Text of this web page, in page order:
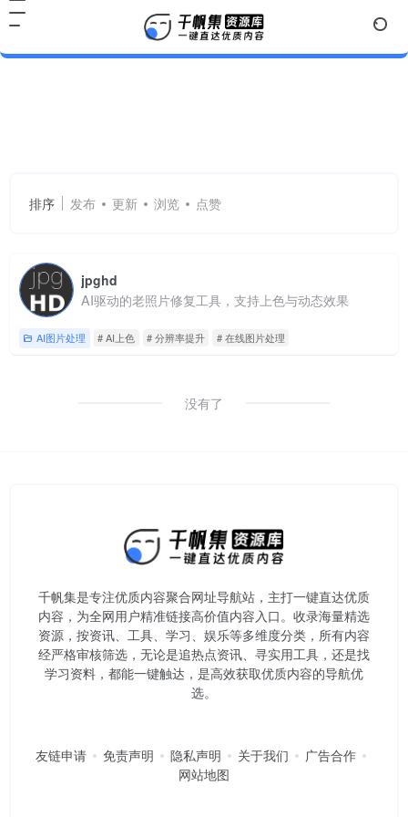
排序 发布 更新 浏览 点赞
jpghd
AI驱动的老照片修复工具，支持上色与动态效果
AI图片处理 # AI上色 # 分辨率提升 # 在线图片处理
没有了
千帆集是专注优质内容聚合网址导航站，主打一键直达优质
内容，为全网用户精准链接高价值内容入口。​收录海量精选
资源，按资讯、工具、学习、娱乐等多维度分类，所有内容
经严格审核筛选，无论是追热点资讯、寻实用工具，还是找
学习资料，都能一键触达，是高效获取优质内容的导航优
选。
友链申请 免责声明 隐私声明 关于我们
广告合作
网站地图